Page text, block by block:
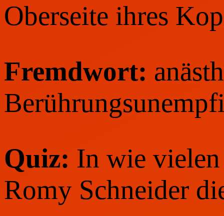
Oberseite ihres
Fremdwort:
Quiz: In wie
Romy Schneider